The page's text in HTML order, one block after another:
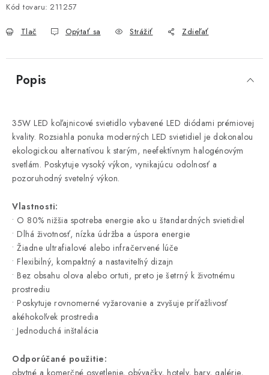
Kód tovaru: 211257
Tlač Opýtať sa Strážiť Zdieľať
Popis
35W LED koľajnicové svietidlo vybavené LED diódami prémiovej
kvality. Rozsiahla ponuka moderných LED svietidiel je dokonalou
ekologickou alternatívou k starým, neefektívnym halogénovým
svetlám. Poskytuje vysoký výkon, vynikajúcu odolnosť a
pozoruhodný svetelný výkon.
Vlastnosti:
• O 80% nižšia spotreba energie ako u štandardných svietidiel
• Dlhá životnosť, nízka údržba a úspora energie
• Žiadne ultrafialové alebo infračervené lúče
• Flexibilný, kompaktný a nastaviteľný dizajn
• Bez obsahu olova alebo ortuti, preto je šetrný k životnému
prostrediu
• Poskytuje rovnomerné vyžarovanie a zvyšuje príťažlivosť
akéhokoľvek prostredia
• Jednoduchá inštalácia
Odporúčané použitie:
obytné a komerčné osvetlenie, obývačky, hotely, bary, galérie,